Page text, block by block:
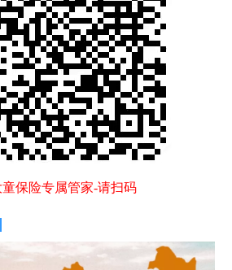
保险专属管家-请扫码